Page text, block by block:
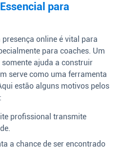
para
online é vital para
para coaches. Um
ajuda a construir
serve como uma ferramenta
estão alguns motivos pelos
profissional transmite
a chance de ser encontrado